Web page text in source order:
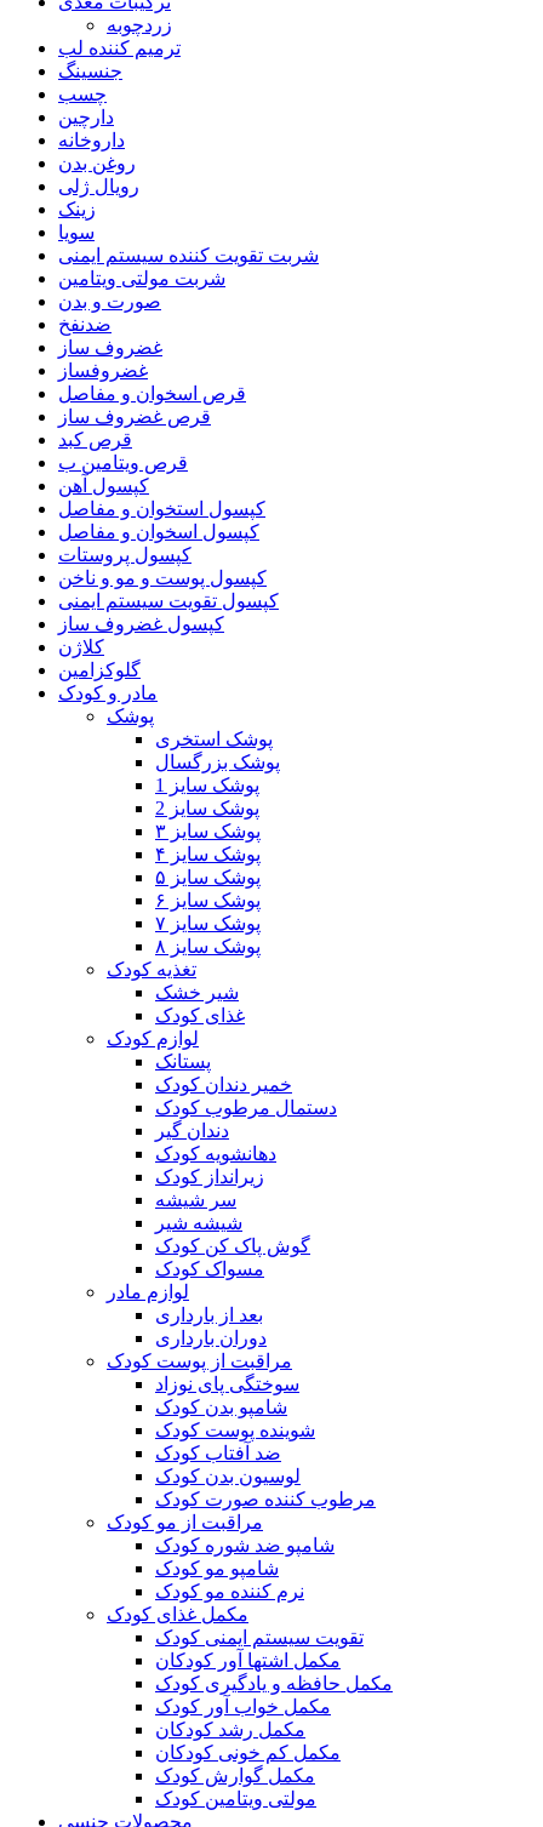
زردچوبه
ترمیم کننده لب
جنسینگ
چسب
دارچین
داروخانه
روغن بدن
رویال ژلی
زینک
سویا
شربت تقویت کننده سیستم ایمنی
شربت مولتی ویتامین
صورت و بدن
ضدنفخ
غضروف ساز
غضروفساز
قرص اسخوان و مفاصل
قرص غضروف ساز
قرص کبد
قرص ویتامین ب
کپسول آهن
کپسول استخوان و مفاصل
کپسول اسخوان و مفاصل
کپسول پروستات
کپسول پوست و مو و ناخن
کپسول تقویت سیستم ایمنی
کپسول غضروف ساز
کلاژن
گلوکزامین
مادر و کودک
پوشک
پوشک استخری
پوشک بزرگسال
پوشک سایز 1
پوشک سایز 2
پوشک سایز ۳
پوشک سایز ۴
پوشک سایز ۵
پوشک سایز ۶
پوشک سایز ۷
پوشک سایز ۸
تغذیه کودک
شیر خشک
غذای کودک
لوازم کودک
پستانک
خمیر دندان کودک
دستمال مرطوب کودک
دندان گیر
دهانشویه کودک
زیرانداز کودک
سر شیشه
شیشه شیر
گوش پاک کن کودک
مسواک کودک
لوازم مادر
بعد از بارداری
دوران بارداری
مراقبت از پوست کودک
سوختگی پای نوزاد
شامپو بدن کودک
شوینده پوست کودک
ضد آفتاب کودک
لوسیون بدن کودک
مرطوب کننده صورت کودک
مراقبت از مو کودک
شامپو ضد شوره کودک
شامپو مو کودک
نرم کننده مو کودک
مکمل غذای کودک
تقویت سیستم ایمنی کودک
مکمل اشتها آور کودکان
مکمل حافظه و یادگیری کودک
مکمل خواب آور کودک
مکمل رشد کودکان
مکمل کم خونی کودکان
مکمل گوارش کودک
مولتی ویتامین کودک
محصولات جنسی